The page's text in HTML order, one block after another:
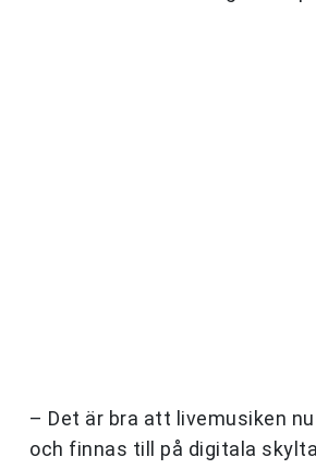
– Det är bra att livemusiken
och finnas till på digitala